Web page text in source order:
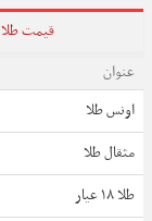
قیمت طلا
عنوان
اونس طلا
مثقال طلا
طلا ۱۸ عیار